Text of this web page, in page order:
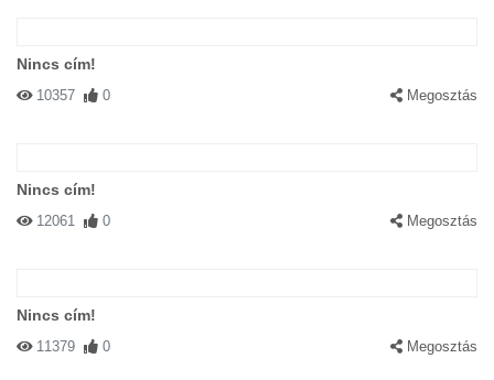
Nincs cím!
10357 0 Megosztás
Nincs cím!
12061 0 Megosztás
Nincs cím!
11379 0 Megosztás